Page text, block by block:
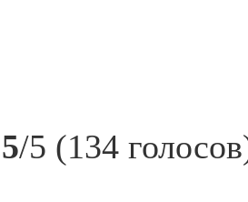
/5 (134